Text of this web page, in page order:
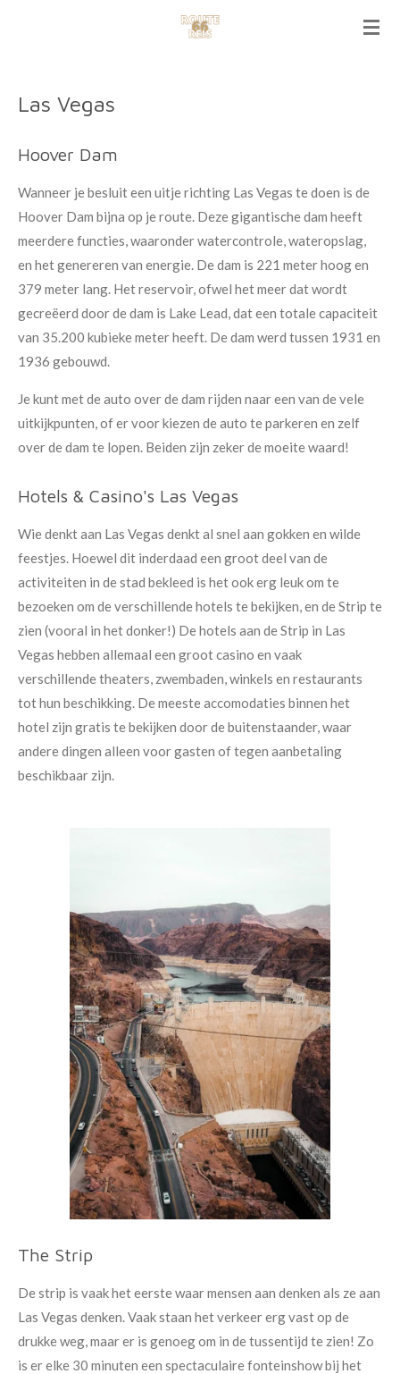
hoofdinhoud
Las Vegas
Hoover Dam
Wanneer je besluit een uitje richting Las Vegas te doen is de
Hoover Dam bijna op je route. Deze gigantische dam heeft
meerdere functies, waaronder watercontrole, wateropslag,
en het genereren van energie. De dam is 221 meter hoog en
379 meter lang. Het reservoir, ofwel het meer dat wordt
gecreëerd door de dam is Lake Lead, dat een totale capaciteit
van 35.200 kubieke meter heeft. De dam werd tussen 1931 en
1936 gebouwd.
Je kunt met de auto over de dam rijden naar een van de vele
uitkijkpunten, of er voor kiezen de auto te parkeren en zelf
over de dam te lopen. Beiden zijn zeker de moeite waard!
Hotels & Casino's Las Vegas
Wie denkt aan Las Vegas denkt al snel aan gokken en wilde
feestjes. Hoewel dit inderdaad een groot deel van de
activiteiten in de stad bekleed is het ook erg leuk om te
bezoeken om de verschillende hotels te bekijken, en de Strip te
zien (vooral in het donker!) De hotels aan de Strip in Las
Vegas hebben allemaal een groot casino en vaak
verschillende theaters, zwembaden, winkels en restaurants
tot hun beschikking. De meeste accomodaties binnen het
hotel zijn gratis te bekijken door de buitenstaander, waar
andere dingen alleen voor gasten of tegen aanbetaling
beschikbaar zijn.
The Strip
De strip is vaak het eerste waar mensen aan denken als ze aan
Las Vegas denken. Vaak staan het verkeer erg vast op de
drukke weg, maar er is genoeg om in de tussentijd te zien! Zo
is er elke 30 minuten een spectaculaire fonteinshow bij het